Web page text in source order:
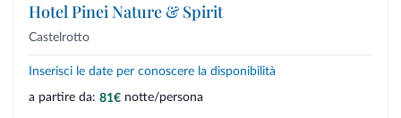
Hotel Pinei Nature & Spirit
Castelrotto
Inserisci le date per conoscere la disponibilità
a partire da: 81€ notte/persona